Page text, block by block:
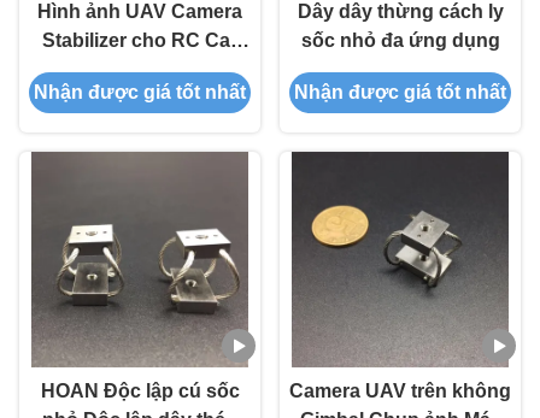
Hình ảnh UAV Camera
Stabilizer cho RC Car
GR3 Sản phẩm thủ
công bảo vệ cú sốc tinh
Nhận được giá tốt nhất
Dây dây thừng cách ly
sốc nhỏ đa ứng dụng
Nhận được giá tốt nhất
HOAN Độc lập cú sốc
Camera UAV trên không